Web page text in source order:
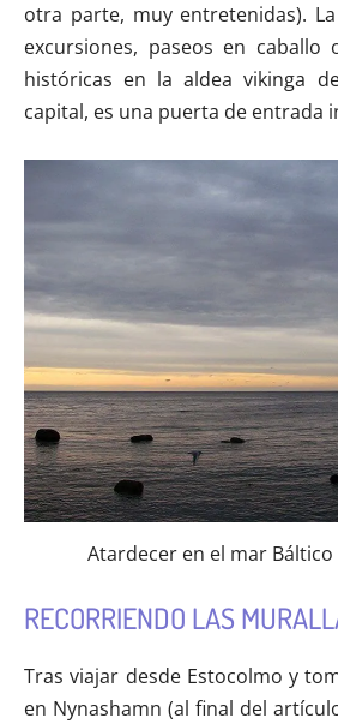
otra parte, muy entretenidas).
excursiones, paseos en caballo
históricas en la aldea vikinga
capital, es una puerta de entrada
Atardecer en el mar Báltico
RECORRIENDO LAS
Tras viajar desde Estocolmo y
en Nynashamn (al final del